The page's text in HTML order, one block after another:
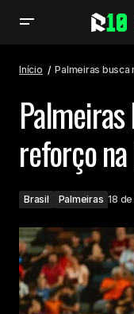
Início Palmeiras busca
reforço
Brasil Palmeiras 18